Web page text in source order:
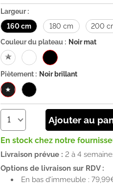
Largeur :
160 cm
180 cm 200
Couleur du plateau : Noir mat
Piètement : Noir brillant
Ajouter au
En stock chez notre
Livraison prévue : 2 à 4
Options de livraison sur RDV :
En bas d'immeuble :